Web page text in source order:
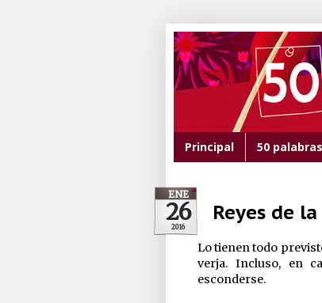
Principal 50 palabras
ENE
26
2016
Reyes de
Lo tienen todo
verja. Incluso, en
esconderse.